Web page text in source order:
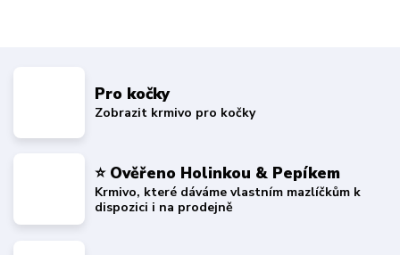
Pro kočky
Zobrazit krmivo pro kočky
⭐ Ověřeno Holinkou & Pepíkem
Krmivo, které dáváme vlastním mazlíčkům k
dispozici i na prodejně